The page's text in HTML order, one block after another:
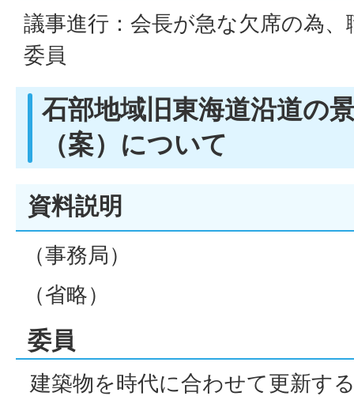
議事進行：会長が急な欠席の為
委員
石部地域旧東海道沿道の
（案）について
資料説明
（事務局）
（省略）
委員
建築物を時代に合わせて更新す